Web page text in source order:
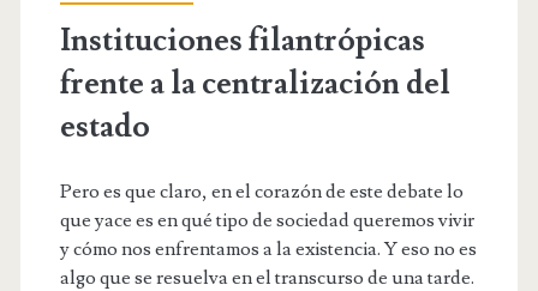
Instituciones filantrópicas
frente a la centralización del
estado
Pero es que claro, en el corazón de este debate lo
que yace es en qué tipo de sociedad queremos vivir
y cómo nos enfrentamos a la existencia. Y eso no es
algo que se resuelva en el transcurso de una tarde.